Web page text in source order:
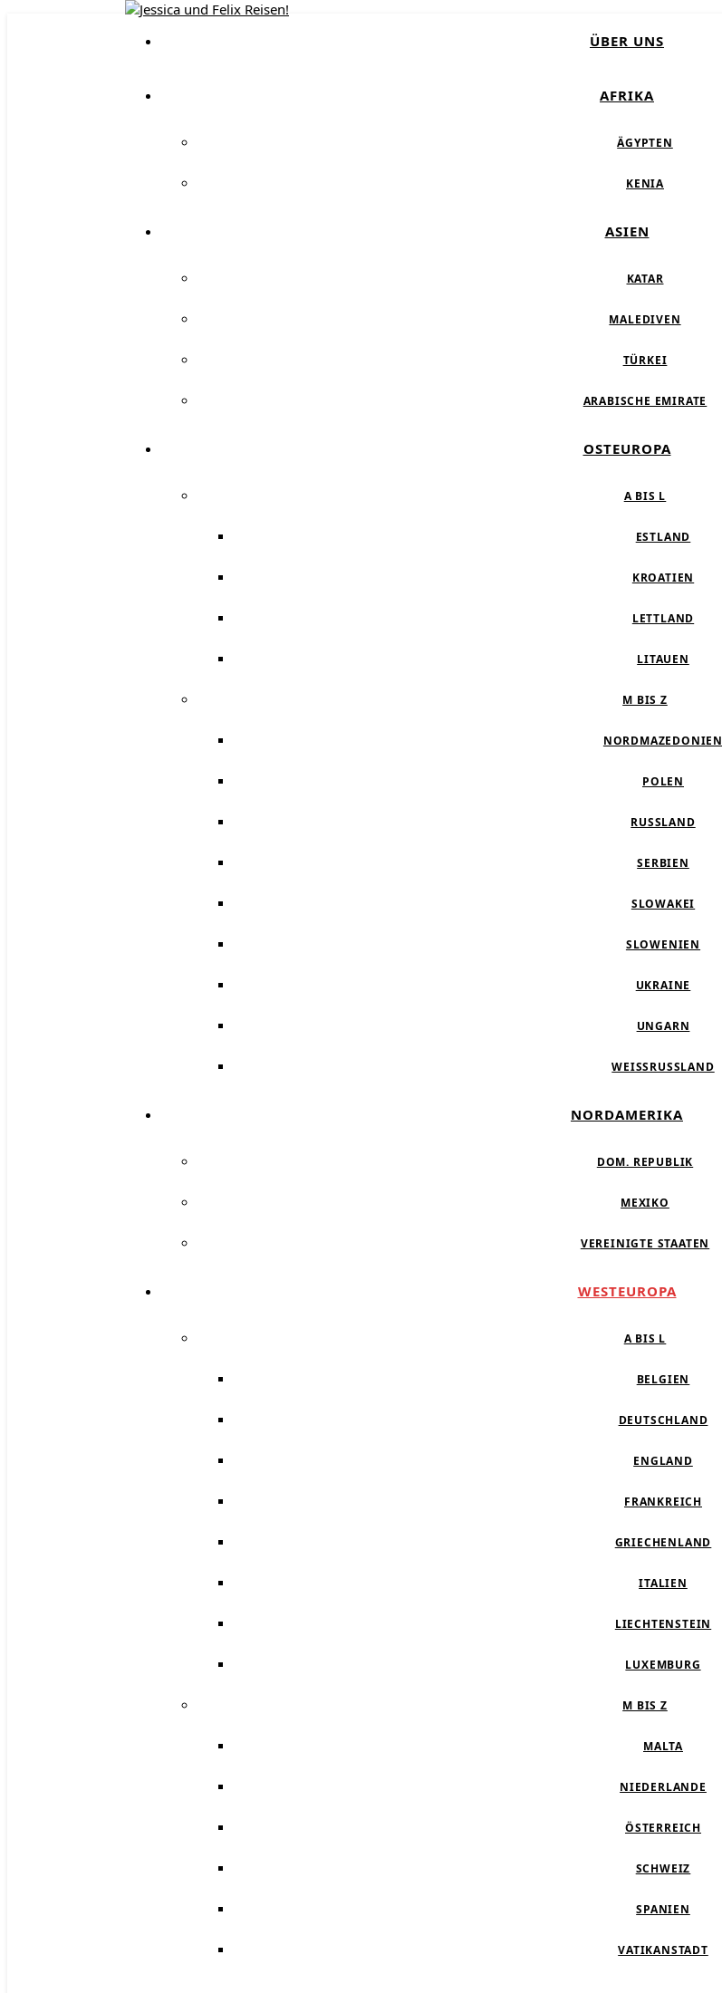
ÜBER UNS
AFRIKA
ÄGYPTEN
KENIA
ASIEN
KATAR
MALEDIVEN
TÜRKEI
ARABISCHE EMIRATE
OSTEUROPA
A BIS L
ESTLAND
KROATIEN
LETTLAND
LITAUEN
M BIS Z
NORDMAZEDONIEN
POLEN
RUSSLAND
SERBIEN
SLOWAKEI
SLOWENIEN
UKRAINE
UNGARN
WEISSRUSSLAND
NORDAMERIKA
DOM. REPUBLIK
MEXIKO
VEREINIGTE STAATEN
WESTEUROPA
A BIS L
BELGIEN
DEUTSCHLAND
ENGLAND
FRANKREICH
GRIECHENLAND
ITALIEN
LIECHTENSTEIN
LUXEMBURG
M BIS Z
MALTA
NIEDERLANDE
ÖSTERREICH
SCHWEIZ
SPANIEN
VATIKANSTADT